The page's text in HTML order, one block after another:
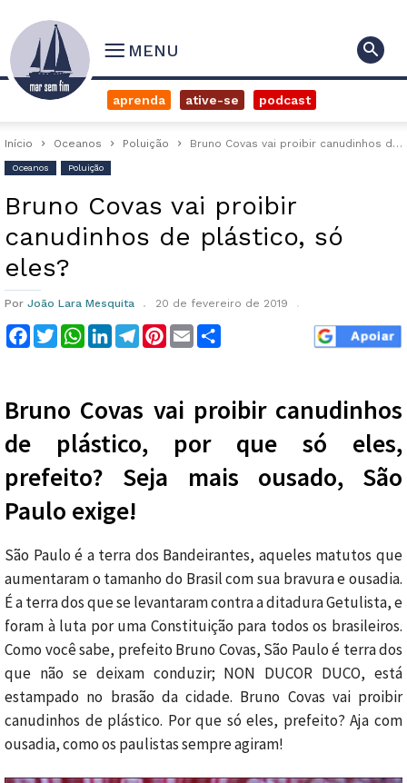
MENU
aprenda ative-se podcast
Início Oceanos Poluição Bruno Covas vai proibir canudinhos de plástico, só eles?
Oceanos Poluição
Bruno Covas vai proibir
canudinhos de plástico, só
eles?
Por João Lara Mesquita 20 de fevereiro de 2019
Facebook
TwitterWhatsApp
LinkedInTelegram
Pinterest
Email
Bruno Covas vai proibir canudinhos
de plástico, por que só eles,
prefeito? Seja mais ousado, São
Paulo exige!
São Paulo é a terra dos Bandeirantes, aqueles matutos que
aumentaram o tamanho do Brasil com sua bravura e ousadia.
É a terra dos que se levantaram contra a ditadura Getulista, e
foram à luta por uma Constituição para todos os brasileiros.
Como você sabe, prefeito Bruno Covas, São Paulo é terra dos
que não se deixam conduzir; NON DUCOR DUCO, está
estampado no brasão da cidade. Bruno Covas vai proibir
canudinhos de plástico. Por que só eles, prefeito? Aja com
ousadia, como os paulistas sempre agiram!